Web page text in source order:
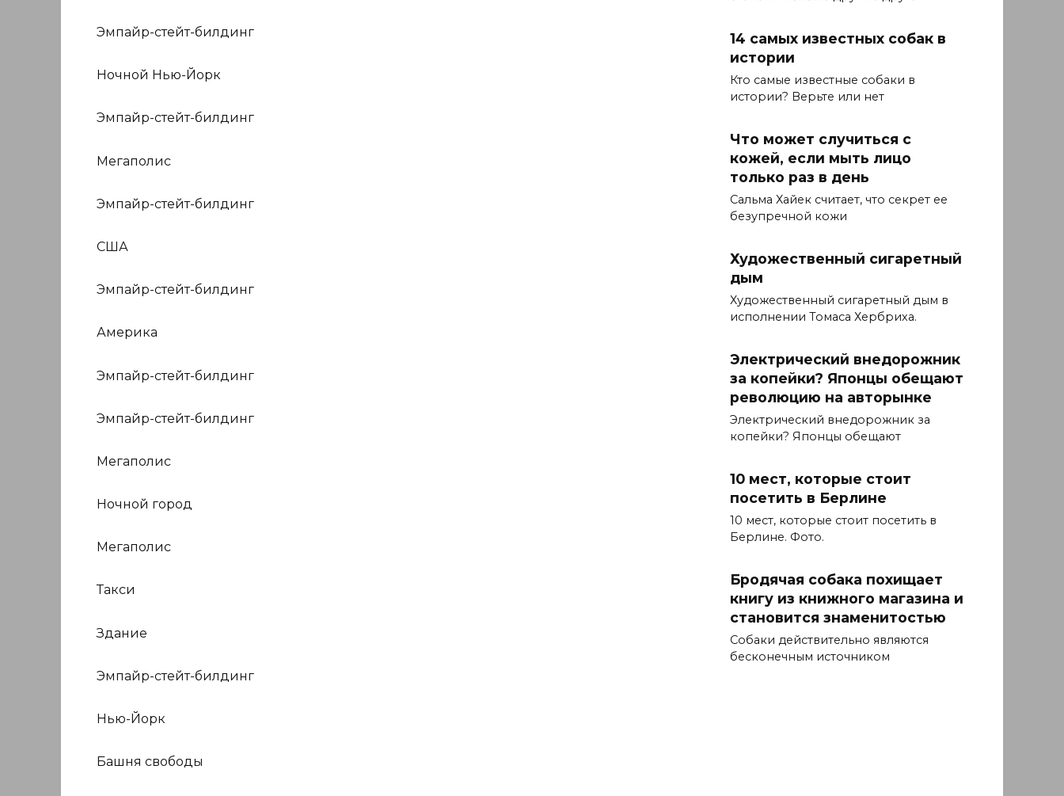
Эмпайр-стейт-билдинг
Ночной Нью-Йорк
Эмпайр-стейт-билдинг
Мегаполис
Эмпайр-стейт-билдинг
США
Эмпайр-стейт-билдинг
Америка
Эмпайр-стейт-билдинг
Эмпайр-стейт-билдинг
Мегаполис
Ночной город
Мегаполис
Такси
Здание
Эмпайр-стейт-билдинг
Нью-Йорк
Башня свободы
14 самых известных собак в
истории
Кто самые известные собаки в
истории? Верьте или нет
Что может случиться с
кожей, если мыть лицо
только раз в день
Сальма Хайек считает, что секрет ее
безупречной кожи
Художественный сигаретный
дым
Художественный сигаретный дым в
исполнении Томаса Хербриха.
Электрический внедорожник
за копейки? Японцы обещают
революцию на авторынке
Электрический внедорожник за
копейки? Японцы обещают
10 мест, которые стоит
посетить в Берлине
10 мест, которые стоит посетить в
Берлине. Фото.
Бродячая собака похищает
книгу из книжного магазина и
становится знаменитостью
Собаки действительно являются
бесконечным источником